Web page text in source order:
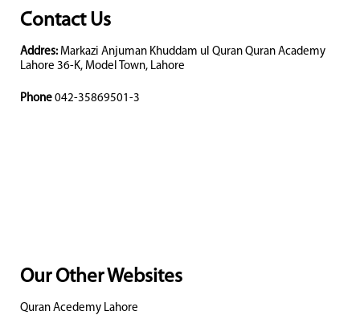
Contact Us
Addres: Markazi Anjuman Khuddam ul Quran Quran Academy
Lahore 36-K, Model Town, Lahore
Phone 042-35869501-3
Our Other Websites
Quran Acedemy Lahore